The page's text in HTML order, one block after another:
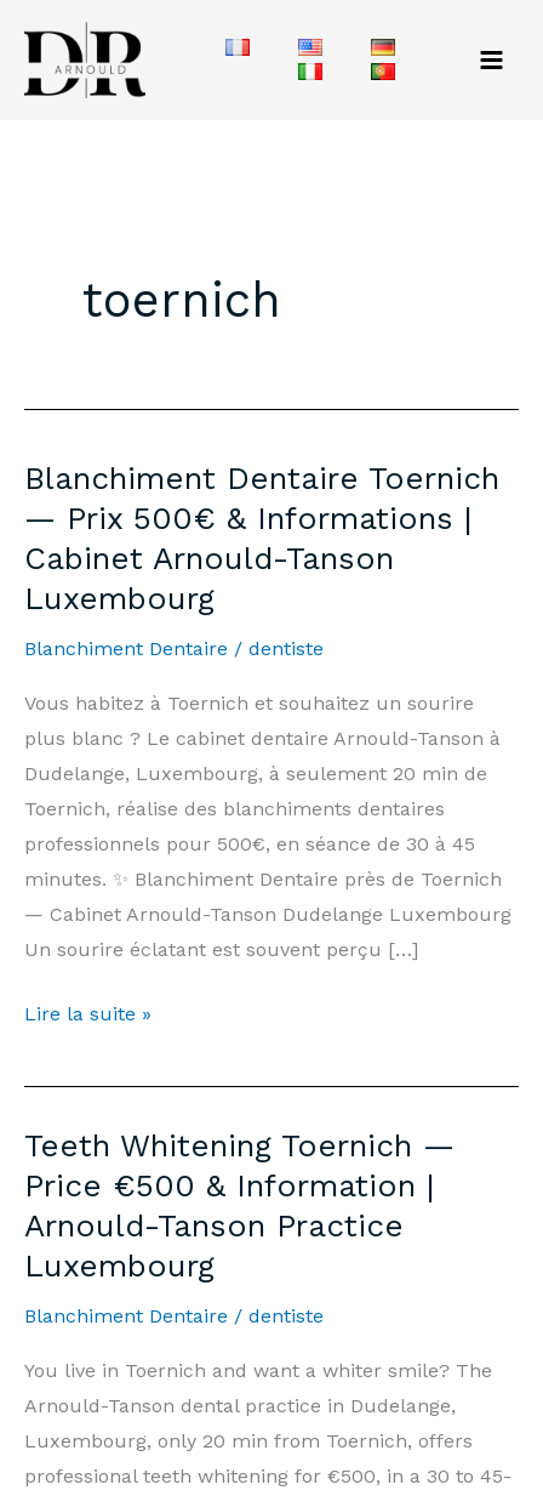
contenu
toernich
Blanchiment Dentaire Toernich
— Prix 500€ & Informations |
Cabinet Arnould-Tanson
Luxembourg
Blanchiment Dentaire / dentiste
Vous habitez à Toernich et souhaitez un sourire
plus blanc ? Le cabinet dentaire Arnould-Tanson à
Dudelange, Luxembourg, à seulement 20 min de
Toernich, réalise des blanchiments dentaires
professionnels pour 500€, en séance de 30 à 45
minutes. ✨ Blanchiment Dentaire près de Toernich
— Cabinet Arnould-Tanson Dudelange Luxembourg
Un sourire éclatant est souvent perçu […]
Blanchiment
Toernich
Prix
500€
&
Informations
Cabinet
Arnould-
Tanson
Luxembourg
Lire la suite »
Teeth Whitening Toernich —
Price €500 & Information |
Arnould-Tanson Practice
Luxembourg
Blanchiment Dentaire / dentiste
You live in Toernich and want a whiter smile? The
Arnould-Tanson dental practice in Dudelange,
Luxembourg, only 20 min from Toernich, offers
professional teeth whitening for €500, in a 30 to 45-